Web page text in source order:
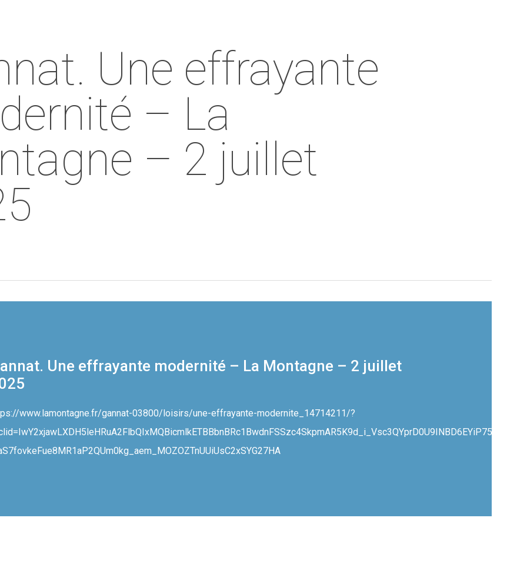
Une effrayante
– La
– 2 juillet
Une effrayante modernité – La Montagne – 2 juillet
www.lamontagne.fr/gannat-03800/loisirs/une-effrayante-modernite_14714211/?